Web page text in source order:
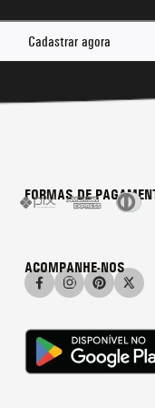
Cadastrar agora
FORMAS DE
ACOMPANHE-NOS